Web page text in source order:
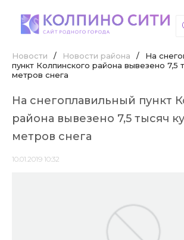
Новости / Новости района /
На
пункт Колпинского района вывезено 7,5
метров снега
На снегоплавильный пункт
района вывезено 7,5 тысяч
метров снега
10.01.2019 10:32